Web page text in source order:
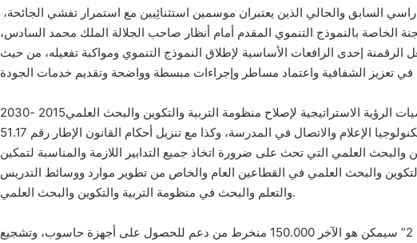
السابق والحالي الذين يعتبران موسمين استثنائِيين مع استمرار تفشي الجائحة،
الخاصة بالنموذج التنموي المقدم أمام أنظار صاحب الجلالة الملك محمد السادس،
2021، والذي جعل الرقمنة إحدى الرافعات الأساسية لإطلاق النموذج التنموي ومواكبة تفعيله، من حيث
كما يتزامن، كذلك، مع تفعيل توصيات الرؤية الاستراتيجية لإصلاح منظومة التربية والتكوين والبحث العلمي2015 -2030
الداعية إلى إدماج ناجع لتكنولوجيا الإعلام والاتصال في المدرسة، وكذا مع تنزيل أحكام القانون الإطار رقم 51.17
والبحث العلمي التي تحث على ضرورة اتخاذ جميع التدابير اللازمة والمناسبة لتمكين
والبحث العلمي في القطاعين العام والخاص من تطوير موارد ووسائط التدريس
والتعلم والبحث في منظومة التربية والتكوين والبحث العلمي.
وتجدر الإشارة أن برنامج “نافذة 2” سيمكن هو الآخر 150.000 منخرط من دعم للحصول على أجهزة حاسوب، وتشجيع